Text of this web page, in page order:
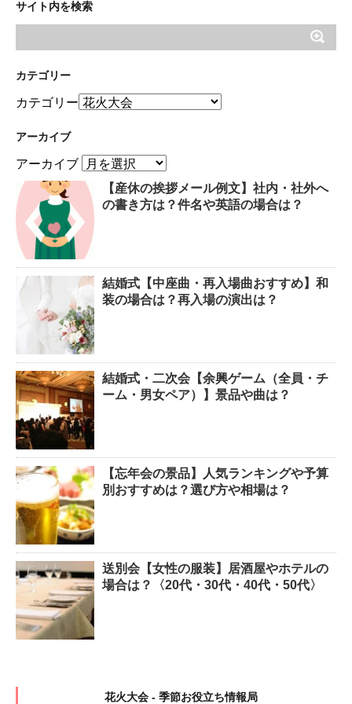
サイト内を検索
カテゴリー
カテゴリー
アーカイブ
アーカイブ
【産休の挨拶メール例文】社内・社外へ
の書き方は？件名や英語の場合は？
結婚式【中座曲・再入場曲おすすめ】和
装の場合は？再入場の演出は？
結婚式・二次会【余興ゲーム（全員・チ
ーム・男女ペア）】景品や曲は？
【忘年会の景品】人気ランキングや予算
別おすすめは？選び方や相場は？
送別会【女性の服装】居酒屋やホテルの
場合は？〈20代・30代・40代・50代〉
花火大会 - 季節お役立ち情報局